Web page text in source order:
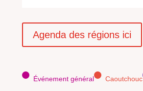
Agenda des régions ici
Événement général Caoutchouc